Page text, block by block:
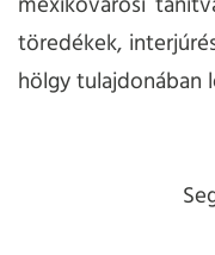
töredékek,
hölgy tulajdonában